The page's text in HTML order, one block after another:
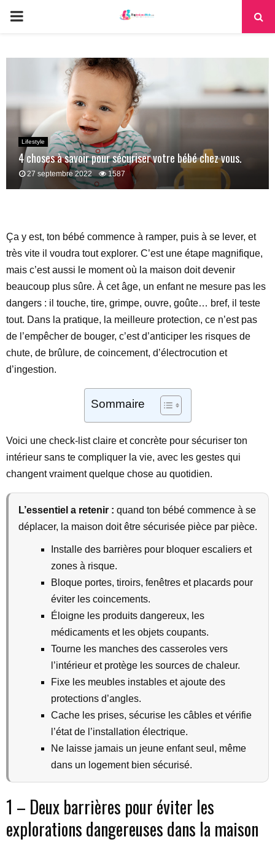
PRIMARY
Lifestyle
4 choses à savoir pour sécuriser votre bébé chez vous.
27 septembre 2022 1587
Ça y est, ton bébé commence à ramper, puis à se lever, et
très vite il voudra tout explorer. C’est une étape magnifique,
mais c’est aussi le moment où la maison doit devenir
beaucoup plus sûre. À cet âge, un enfant ne mesure pas les
dangers : il touche, tire, grimpe, ouvre, goûte… bref, il teste
tout. Dans la pratique, la meilleure protection, ce n’est pas
de l’empêcher de bouger, c’est d’anticiper les risques de
chute, de brûlure, de coincement, d’électrocution et
d’ingestion.
Sommaire
Voici une check-list claire et concrète pour sécuriser ton
intérieur sans te compliquer la vie, avec les gestes qui
changent vraiment quelque chose au quotidien.
L’essentiel a retenir : quand ton bébé commence à se
déplacer, la maison doit être sécurisée pièce par pièce.
Installe des barrières pour bloquer escaliers et
zones à risque.
Bloque portes, tiroirs, fenêtres et placards pour
éviter les coincements.
Éloigne les produits dangereux, les
médicaments et les objets coupants.
Tourne les manches des casseroles vers
l’intérieur et protège les sources de chaleur.
Fixe les meubles instables et ajoute des
protections d’angles.
Cache les prises, sécurise les câbles et vérifie
l’état de l’installation électrique.
Ne laisse jamais un jeune enfant seul, même
dans un logement bien sécurisé.
1 – Deux barrières pour éviter les
explorations dangereuses dans la maison